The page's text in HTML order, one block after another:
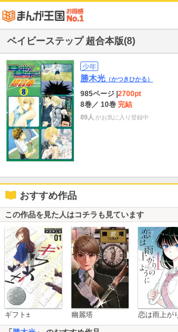
ベイビーステップ 超合本版(8)
少年
勝木光 （かつきひかる）
985ページ 2700pt
8巻／ 10巻 完結
89人 がお気に入り登録中
おすすめ作品
この作品を見た人はコチラも見ています
ギフト± 幽麗塔